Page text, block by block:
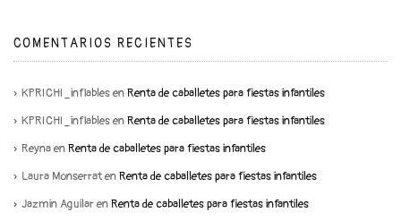
COMENTARIOS RECIENTES
KPRICHI_inflablesenRenta de caballetes para fiestas infantiles
KPRICHI_inflablesenRenta de caballetes para fiestas infantiles
ReynaenRenta de caballetes para fiestas infantiles
Laura MonserratenRenta de caballetes para fiestas infantiles
Jazmin AguilarenRenta de caballetes para fiestas infantiles